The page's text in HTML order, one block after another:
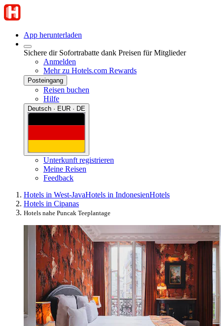
App herunterladen
Sichere dir Sofortrabatte dank Preisen für Mitglieder
Anmelden
Mehr zu Hotels.com Rewards
Posteingang
Reisen buchen
Hilfe
Deutsch · EUR · DE
Unterkunft registrieren
Meine Reisen
Feedback
Hotels in West-JavaHotels in IndonesienHotels
Hotels in Cipanas
Hotels nahe Puncak Teeplantage